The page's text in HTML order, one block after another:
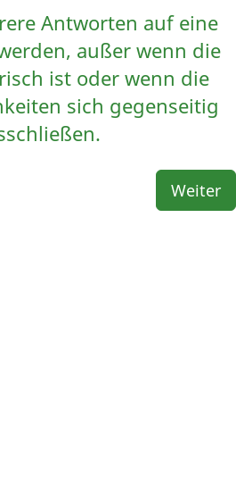
Antworten auf eine
außer wenn die
ist oder wenn die
sich gegenseitig
Weiter